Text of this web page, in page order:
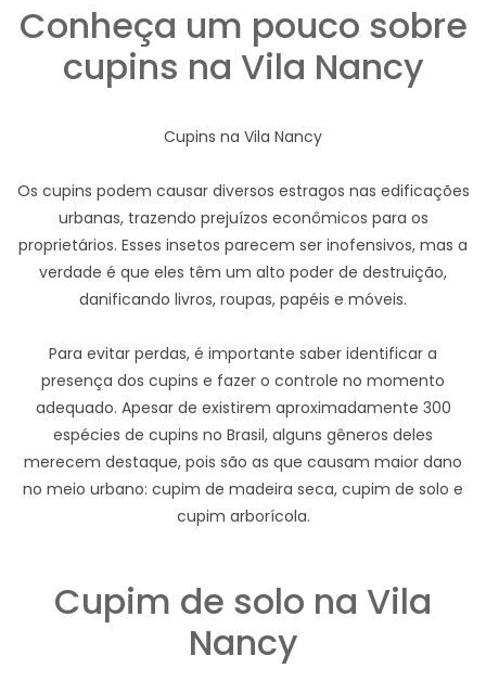
Conheça um pouco sobre
cupins na Vila Nancy
Cupins na Vila Nancy
Os cupins podem causar diversos estragos nas edificações
urbanas, trazendo prejuízos econômicos para os
proprietários. Esses insetos parecem ser inofensivos, mas a
verdade é que eles têm um alto poder de destruição,
danificando livros, roupas, papéis e móveis.
Para evitar perdas, é importante saber identificar a
presença dos cupins e fazer o controle no momento
adequado. Apesar de existirem aproximadamente 300
espécies de cupins no Brasil, alguns gêneros deles
merecem destaque, pois são as que causam maior dano
no meio urbano: cupim de madeira seca, cupim de solo e
cupim arborícola.
Cupim de solo na Vila
Nancy